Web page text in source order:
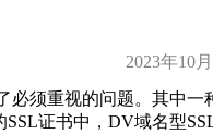
2023年10
必须重视的问题。其中一
SSL证书中，DV域名型